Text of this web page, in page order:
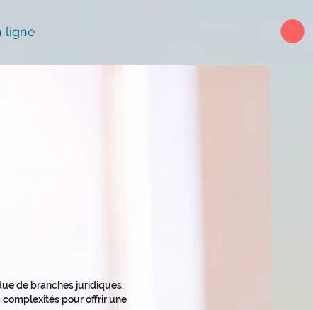
ligne
de branches juridiques.
pour offrir une